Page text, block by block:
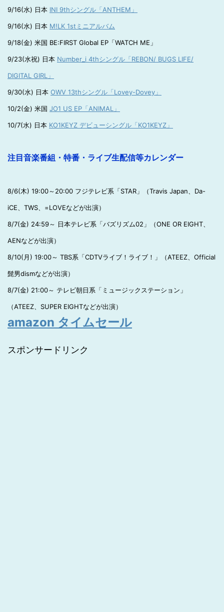
9/16(水) 日本 INI 9thシングル「ANTHEM」
9/16(水) 日本 M!LK 1stミニアルバム
9/18(金) 米国 BE:FIRST Global EP「WATCH ME」
9/23(水祝) 日本 Number_i 4thシングル「REBON/ BUGS LIFE/
DIGITAL GIRL」
9/30(水) 日本 OWV 13thシングル「Lovey-Dovey」
10/2(金) 米国 JO1 US EP「ANIMAL」
10/7(水) 日本 KO1KEYZ デビューシングル「KO1KEYZ」
注目音楽番組・特番・ライブ生配信等カレンダー
8/6(木) 19:00～20:00 フジテレビ系「STAR」（Travis Japan、Da-
iCE、TWS、=LOVEなどが出演）
8/7(金) 24:59～ 日本テレビ系「バズリズム02」（ONE OR EIGHT、
AENなどが出演）
8/10(月) 19:00～ TBS系「CDTVライブ！ライブ！」（ATEEZ、Official
髭男dismなどが出演）
8/7(金) 21:00～ テレビ朝日系「ミュージックステーション」
（ATEEZ、SUPER EIGHTなどが出演）
amazon タイムセール
スポンサードリンク